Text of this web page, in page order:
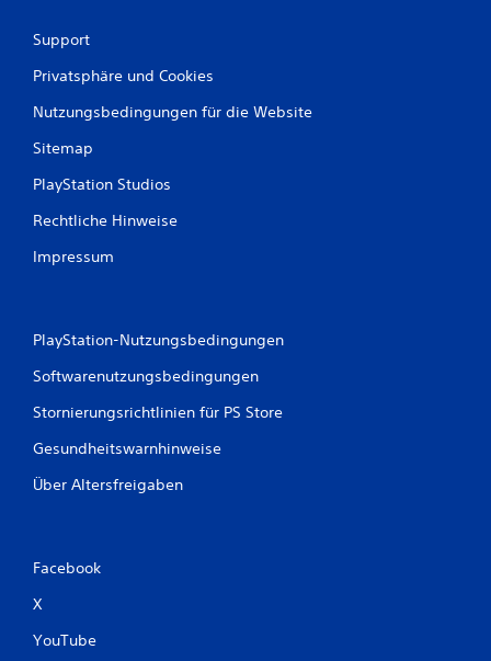
Support
Privatsphäre und Cookies
Nutzungsbedingungen für die Website
Sitemap
PlayStation Studios
Rechtliche Hinweise
Impressum
PlayStation-Nutzungsbedingungen
Softwarenutzungsbedingungen
Stornierungsrichtlinien für PS Store
Gesundheitswarnhinweise
Über Altersfreigaben
Facebook
X
YouTube